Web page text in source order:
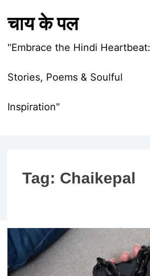
Skip
Content
चाय के पल
"Embrace the Hindi Heartbeat:
Stories, Poems & Soulful
Inspiration"
Tag: Chaikepal